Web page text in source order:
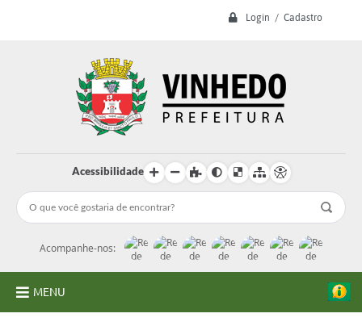
Login / Cadastro
Acessibilidade
Acompanhe-nos:
MENU